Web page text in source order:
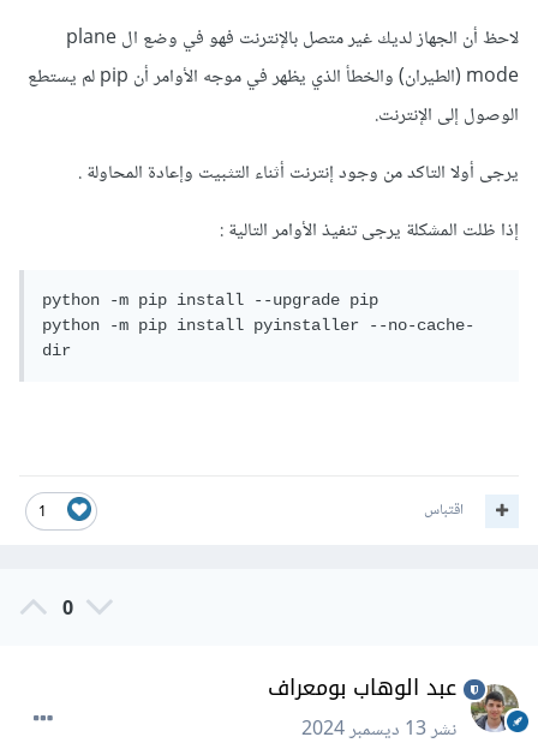
لاحظ أن الجهاز لديك غير متصل بالإنترنت فهو في وضع ال plane
mode (الطيران) والخطأ الذي يظهر في موجه الأوامر أن pip لم يستطع
الوصول إلى الإنترنت.
يرجى أولا التاكد من وجود إنترنت أثناء التثبيت وإعادة المحاولة .
إذا ظلت المشكلة يرجى تنفيذ الأوامر التالية
python -m pip install --upgrade pip
python -m pip install pyinstaller --no-cache-
1 اقتباس
0
عبد الوهاب بومعراف
نشر13 ديسمبر 2024